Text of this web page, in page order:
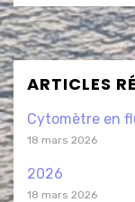
ARTICLES
Cytomètre en
18 mars 2026
2026
18 mars 2026